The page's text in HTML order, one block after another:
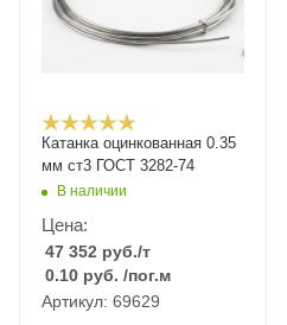
Катанка оцинкованная 0.35
мм ст3 ГОСТ 3282-74
В наличии
Цена:
47 352 руб./т
0.10 руб. /пог.м
Артикул: 69629